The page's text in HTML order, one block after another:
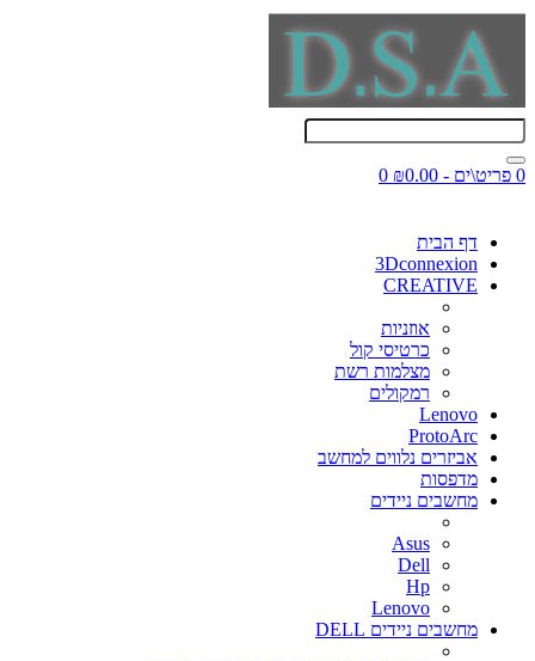
0 פריט\ים - ₪0.00 0
דף הבית
3Dconnexion
CREATIVE
אוזניות
כרטיסי קול
מצלמות רשת
רמקולים
Lenovo
ProtoArc
אביזרים נלווים למחשב
מדפסות
מחשבים ניידים
Asus
Dell
Hp
Lenovo
מחשבים ניידים DELL